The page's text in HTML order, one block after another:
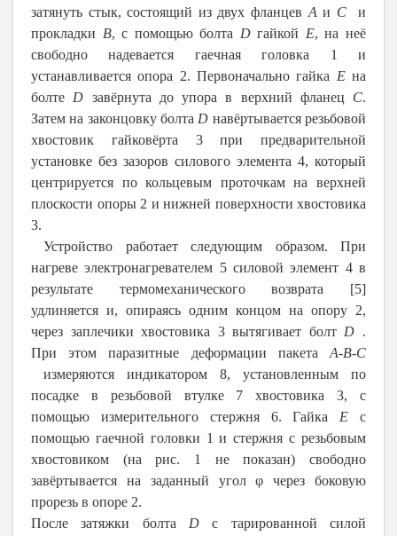
затянуть стык, состоящий из двух фланцев Aи C
и
прокладки B, с помощью болта Dгайкой E, на неё
свободно надевается гаечная головка 1 и
устанавливается опора 2. Первоначально гайка Eна
болте D завёрнута до упора в верхний фланец C.
Затем на законцовку болта D навёртывается резьбовой
хвостовик гайковёрта 3 при предварительной
установке без зазоров силового элемента 4, который
центрируется по кольцевым проточкам на верхней
плоскости опоры 2 и нижней поверхности хвостовика
3.
Устройство работает следующим образом. При
нагреве электронагревателем 5 силовой элемент 4 в
результате термомеханического возврата [5]
удлиняется и, опираясь одним концом на опору 2,
через заплечики хвостовика 3 вытягивает болт D .
При этом паразитные деформации пакета A-B-C
измеряются индикатором 8, установленным по
посадке в резьбовой втулке 7 хвостовика 3, с
помощью измерительного стержня 6. Гайка E с
помощью гаечной головки 1 и стержня с резьбовым
хвостовиком (на рис. 1 не показан) свободно
завёртывается на заданный угол φ через боковую
прорезь в опоре 2.
После затяжки болта D с тарированной силой